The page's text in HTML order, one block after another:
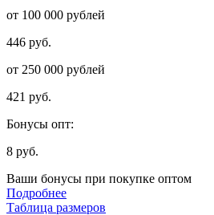
от 100 000 рублей
446 руб.
от 250 000 рублей
421 руб.
Бонусы опт:
8 руб.
Ваши бонусы при покупке оптом
Подробнее
Таблица размеров